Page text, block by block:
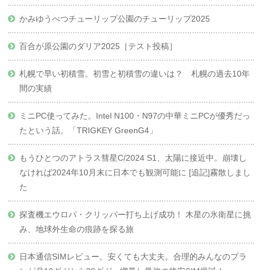
かみゆうべつチューリップ公園のチューリップ2025
百合が原公園のダリア2025［テスト投稿］
札幌で早い初積雪。初雪と初積雪の違いは？ 札幌の過去10年
間の実績
ミニPC使ってみた。Intel N100・N97の中華ミニPCが優秀だっ
たという話。「TRIGKEY GreenG4」
もうひとつのアトラス彗星C/2024 S1、太陽に接近中。崩壊し
なければ2024年10月末に日本でも観測可能に [追記]霧散しまし
た
探査機エウロパ・クリッパー打ち上げ成功！ 木星の氷衛星に挑
み、地球外生命の痕跡を探る旅
日本通信SIMレビュー。安くても大丈夫。合理的みんなのプラ